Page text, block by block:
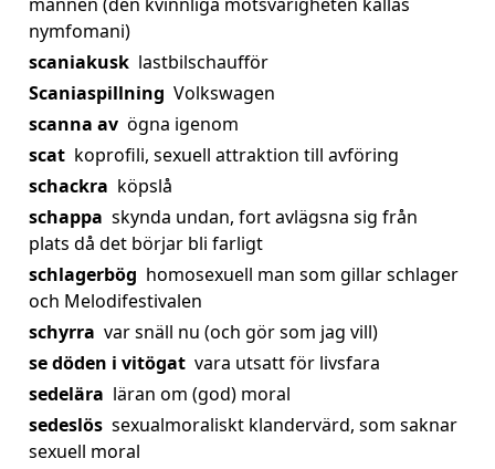
nymfomani)
scaniakusk lastbilschaufför
Scaniaspillning Volkswagen
scanna av ögna igenom
scat koprofili, sexuell attraktion till avföring
schackra köpslå
schappa skynda undan, fort avlägsna sig från
plats då det börjar bli farligt
schlagerbög homosexuell man som gillar schlager
och Melodifestivalen
schyrra var snäll nu (och gör som jag vill)
se döden i vitögat vara utsatt för livsfara
sedelära läran om (god) moral
sedeslös sexualmoraliskt klandervärd, som saknar
sexuell moral